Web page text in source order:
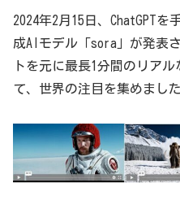
2024年2月15日、ChatGPTを
成AIモデル「sora」が発表
トを元に最長1分間のリア
て、世界の注目を集めました